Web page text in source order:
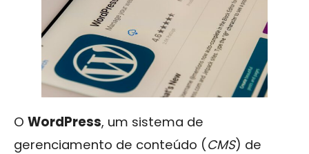
O WordPress, um sistema de
gerenciamento de conteúdo (CMS) de